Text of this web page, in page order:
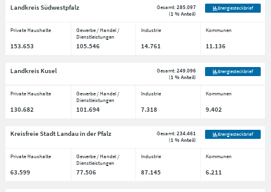
Landkreis Südwestpfalz Gesamt:285.097
(1 % Anteil)
Energiesteckbrief
Private Haushalte
Gewerbe / Handel /
Dienstleistungen
Industrie Kommunen
153.653 105.546 14.761 11.136
Landkreis Kusel Gesamt:249.096
(1 % Anteil)
Energiesteckbrief
Private Haushalte
Gewerbe / Handel /
Dienstleistungen
Industrie Kommunen
130.682 101.694 7.318 9.402
Kreisfreie Stadt Landau in der Pfalz Gesamt:234.461
(1 % Anteil)
Energiesteckbrief
Private Haushalte
Gewerbe / Handel /
Dienstleistungen
Industrie Kommunen
63.599 77.506 87.145 6.211